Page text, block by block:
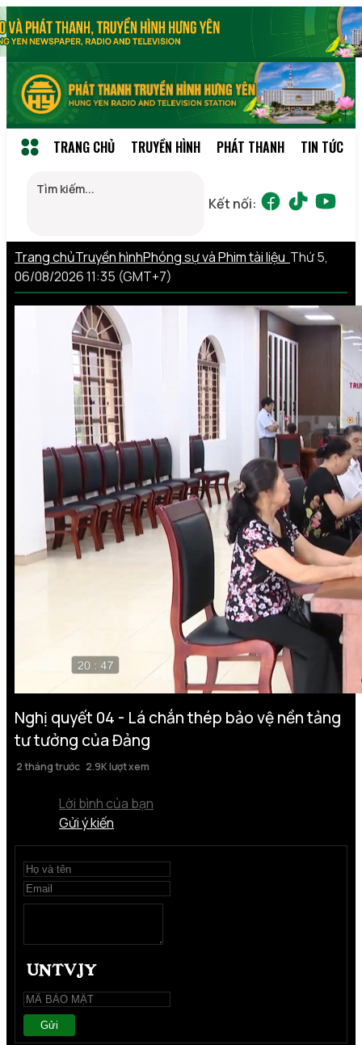
TRANG CHỦ TRUYỀN HÌNH PHÁT THANH TIN TỨC
Kết nối:
Trang chủTruyền hìnhPhóng sự và Phim tài liệu Thứ 5,
06/08/2026 11:35 (GMT+7)
Nghị quyết 04 - Lá chắn thép bảo vệ nền tảng
tư tưởng của Đảng
2 tháng trước 2.9K lượt xem
Lời bình của bạn
Gửi ý kiến
Gửi